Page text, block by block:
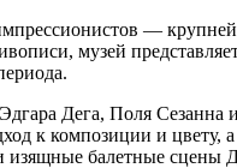
—
музей
Дега, Поля Сезанна
к композиции и цвету,
балетные сцены